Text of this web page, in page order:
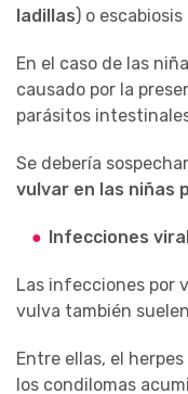
ladillas) o escabiosis
En el caso de las
causado por la
parásitos
Se debería
vulvar en las niñas
Infecciones
Las infecciones por
vulva también
Entre ellas, el
los condilomas